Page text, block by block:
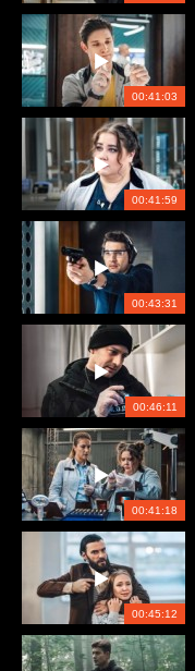
00:41:03
00:41:59
00:43:31
00:46:11
00:41:18
00:45:12